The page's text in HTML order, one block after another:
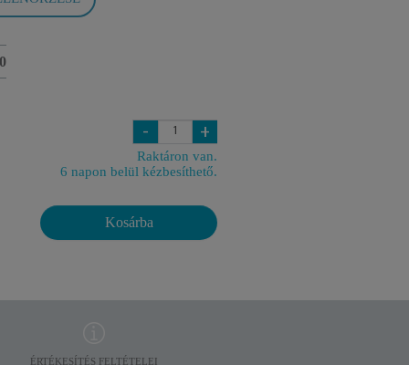
- +
Raktáron van.
6 napon belül kézbesíthető.
Kosárba
ÉRTÉKESÍTÉS FELTÉTELEI